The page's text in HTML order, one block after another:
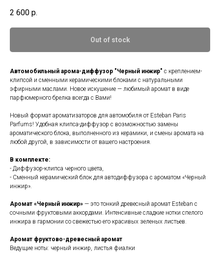
2 600 р.
Out of stock
Автомобильный арома-диффузор "Черный инжир" с креплением-
клипсой и сменными керамическими блоками с натуральными
эфирными маслами. Новое искушение — любимый аромат в виде
парфюмерного брелка всегда с Вами!
Новый формат ароматизаторов для автомобиля от Esteban Paris
Parfums! Удобная клипса-диффузор с возможностью замены
ароматического блока, выполненного из керамики, и смены аромата на
любой другой, в зависимости от вашего настроения.
В комплекте:
- Диффузор-клипса черного цвета,
- Сменный керамический блок для автодиффузора с ароматом «Черный
инжир».
Аромат «Черный инжир» — это тонкий древесный аромат Esteban с
сочными фруктовыми аккордами. Интенсивные сладкие нотки спелого
инжира в гармонии со свежестью его красивых зеленых листьев.
Аромат фруктово-древесный аромат
Ведущие ноты: черный инжир, листья фиалки